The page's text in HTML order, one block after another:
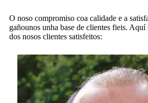
O noso compromiso coa calidade e a
gañounos unha base de clientes fieis. Aquí
dos nosos clientes satisfeitos: